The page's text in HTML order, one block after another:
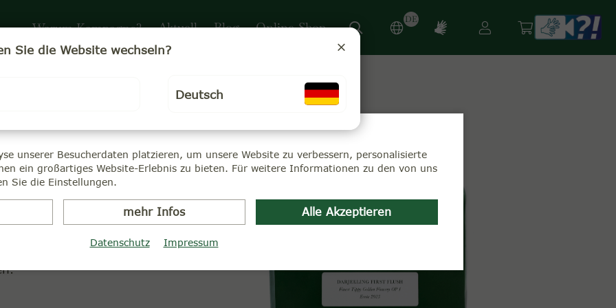
Sie die Website wechseln?
Deutsch
Warum Kampagne? Aktuell Blog Online-Shop DE
stammenden
wollten.
ökologische
in
nachhaltig
zu unerreicht
unserer Besucherdaten platzieren, um unsere Website zu verbessern, personalisierte
ein großartiges Website-Erlebnis zu bieten. Für weitere Informationen zu den von uns
Sie die Einstellungen.
mehr Infos Alle Akzeptieren
Datenschutz Impressum